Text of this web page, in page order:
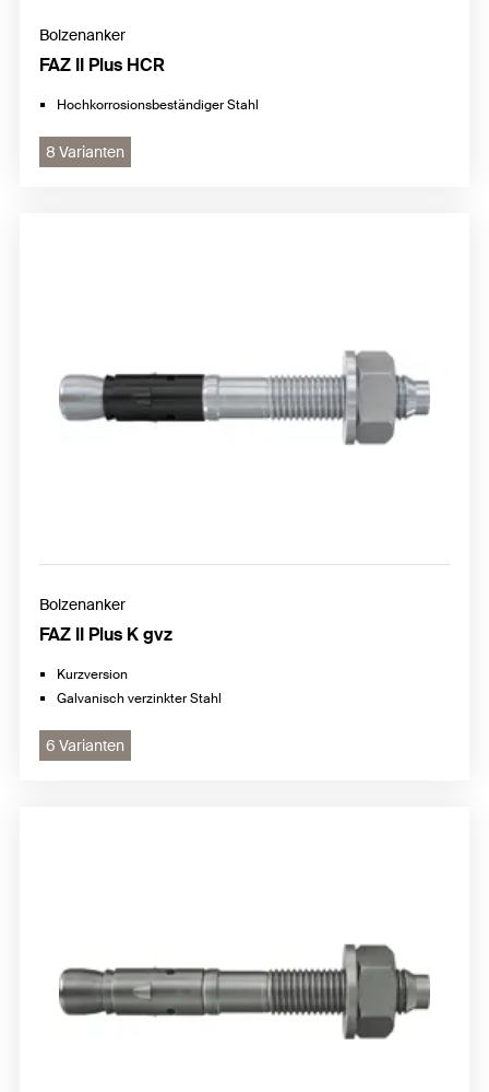
Bolzenanker
FAZ II Plus HCR
Hochkorrosionsbeständiger Stahl
8 Varianten
Bolzenanker
FAZ II Plus K gvz
Kurzversion
Galvanisch verzinkter Stahl
6 Varianten